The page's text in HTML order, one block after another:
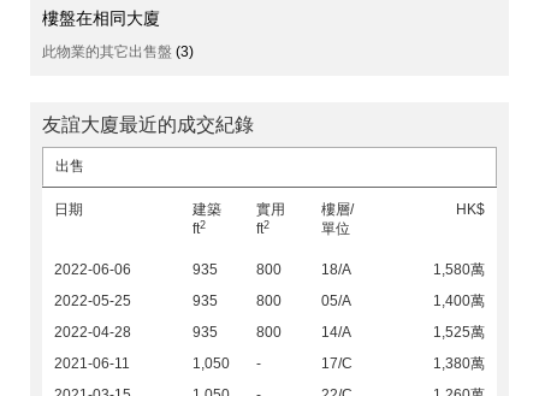
樓盤在相同大廈
此物業的其它出售盤 (3)
友誼大廈最近的成交紀錄
出售
日期
建築
ft2
實用
ft2
樓層/
單位
HK$
2022-06-06 935 800 18/A
1,580萬
2022-05-25
935 800 05/A
1,400萬
2022-04-28
935 800 14/A
1,525萬
2021-06-11
1,050 - 17/C
1,380萬